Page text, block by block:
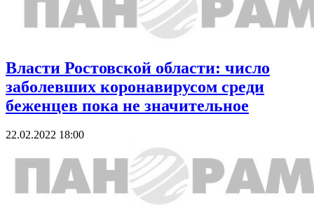
Власти Ростовской области: число
заболевших коронавирусом среди
беженцев пока не значительное
22.02.2022 18:00